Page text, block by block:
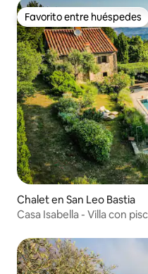
Favorito entre huéspedes
Favorito entre huéspedes
Chalet en San Leo Bastia
Casa Isabella - Villa con